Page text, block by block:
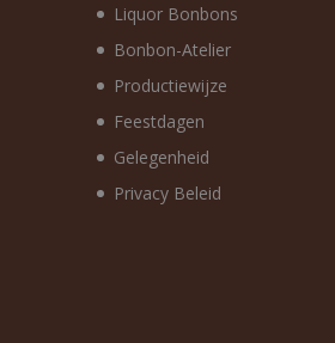
Liquor Bonbons
Bonbon-Atelier
Productiewijze
Feestdagen
Gelegenheid
Privacy Beleid